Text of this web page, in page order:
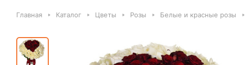
Главная Каталог Цветы Розы Белые и красные розы